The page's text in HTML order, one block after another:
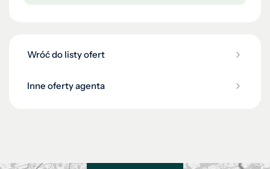
Wróć do listy ofert
Inne oferty agenta